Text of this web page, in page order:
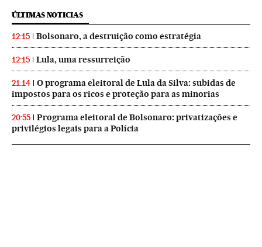
ÚLTIMAS NOTICIAS
12:15 Bolsonaro, a destruição como estratégia
12:15 Lula, uma ressurreição
21:14
O programa eleitoral de Lula da Silva: subidas de
impostos para os ricos e proteção para as minorias
20:55
Programa eleitoral de Bolsonaro: privatizações e
privilégios legais para a Polícia